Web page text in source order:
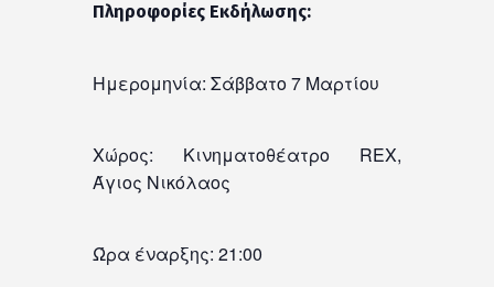
Πληροφορίες Εκδήλωσης:
Ημερομηνία: Σάββατο 7 Μαρτίου
Χώρος: Κινηματοθέατρο REX,
Άγιος Νικόλαος
Ώρα έναρξης: 21:00